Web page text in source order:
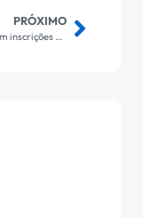
PRÓXIMO
UEG está com inscrições abertas para Vestibular UEG 2024/1 – Cursos EaD